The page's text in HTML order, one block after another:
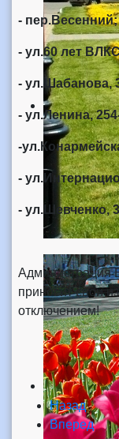
- пер.Весенний;
- ул.60 лет
- ул.Шабанова,
- ул.Ленина,
-
-
- ул.Шевченко,
Администрация
приносит свои
отключением!
Назад
Вперед